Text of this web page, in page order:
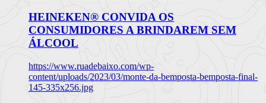
HEINEKEN® CONVIDA OS
CONSUMIDORES A BRINDAREM SEM
ÁLCOOL
https://www.ruadebaixo.com/wp-
content/uploads/2023/03/monte-da-bemposta-bemposta-final-
145-335x256.jpg